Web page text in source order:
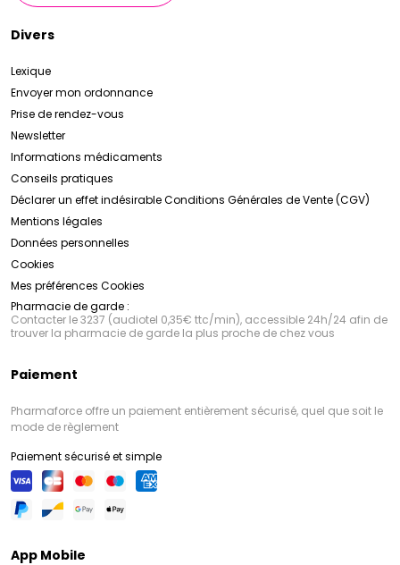
Divers
Lexique
Envoyer mon ordonnance
Prise de rendez-vous
Newsletter
Informations médicaments
Conseils pratiques
Déclarer un effet indésirableConditions Générales de Vente (CGV)
Mentions légales
Données personnelles
Cookies
Mes préférences Cookies
Pharmacie de garde :
Contacter le 3237 (audiotel 0,35€ ttc/min), accessible 24h/24 afin de
trouver la pharmacie de garde la plus proche de chez vous
Paiement
Pharmaforce offre un paiement entièrement sécurisé, quel que soit le
mode de règlement
Paiement sécurisé et simple
App Mobile